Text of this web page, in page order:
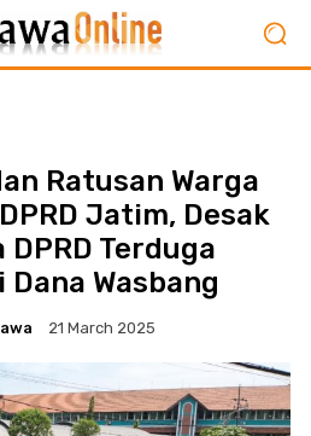
Ratusan Warga
Jatim, Desak
Terduga
Wasbang
21 March 2025